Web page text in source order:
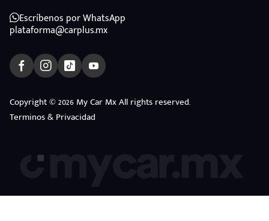
Escríbenos por WhatsApp
plataforma@carplus.mx
Copyright © 2026 My Car Mx All rights reserved.
Terminos & Privacidad